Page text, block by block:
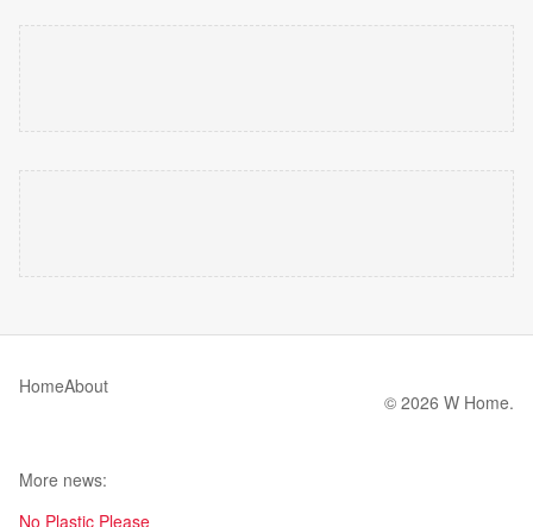
HomeAbout
© 2026 W Home.
More news:
No Plastic Please